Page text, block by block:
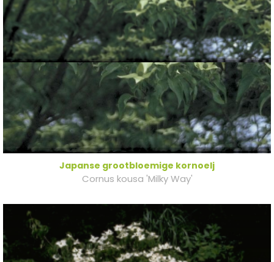
Japanse grootbloemige kornoelj
Cornus kousa 'Milky Way'